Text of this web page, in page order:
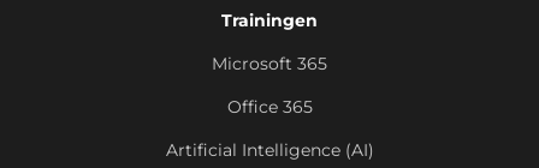
Trainingen
Microsoft 365
Office 365
Artificial Intelligence (AI)